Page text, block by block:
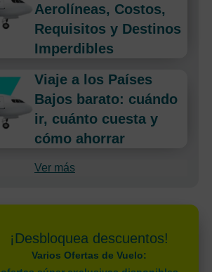
Aerolíneas, Costos,
Requisitos y Destinos
Imperdibles
Viaje a los Países
Bajos barato: cuándo
ir, cuánto cuesta y
cómo ahorrar
Ver más
¡Desbloquea descuentos!
Varios Ofertas de Vuelo: